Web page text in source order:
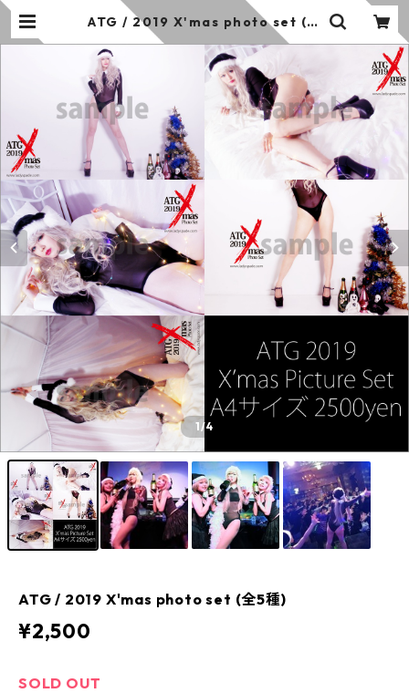
ATG / 2019 X'mas photo set (全
5種) | その名はスペィド の お店
1/4
ATG / 2019 X'mas photo set (全5種)
¥2,500
SOLD OUT